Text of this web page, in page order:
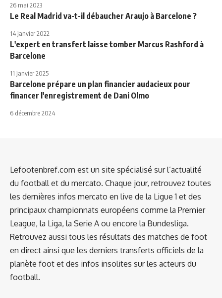
26 mai 2023
Le Real Madrid va-t-il débaucher Araujo à Barcelone ?
14 janvier 2022
L'expert en transfert laisse tomber Marcus Rashford à
Barcelone
11 janvier 2025
Barcelone prépare un plan financier audacieux pour
financer l'enregistrement de Dani Olmo
6 décembre 2024
Lefootenbref.com est un site spécialisé sur l’actualité
du football et du mercato. Chaque jour, retrouvez toutes
les dernières infos mercato en live de la Ligue 1 et des
principaux championnats européens comme la Premier
League, la Liga, la Serie A ou encore la Bundesliga.
Retrouvez aussi tous les résultats des matches de foot
en direct ainsi que les derniers transferts officiels de la
planète foot et des infos insolites sur les acteurs du
football.